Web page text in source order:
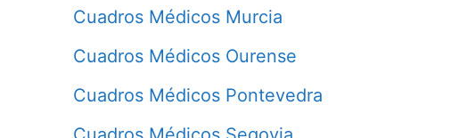
Cuadros Médicos Murcia
Cuadros Médicos Ourense
Cuadros Médicos Pontevedra